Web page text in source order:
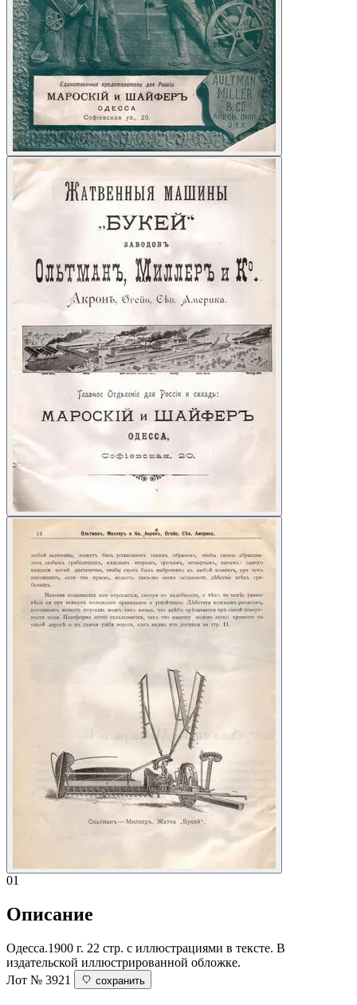
01
Описание
Одесса.1900 г. 22 стр. с иллюстрациями в тексте. В
издательской иллюстрированной обложке.
Лот № 3921
сохранить